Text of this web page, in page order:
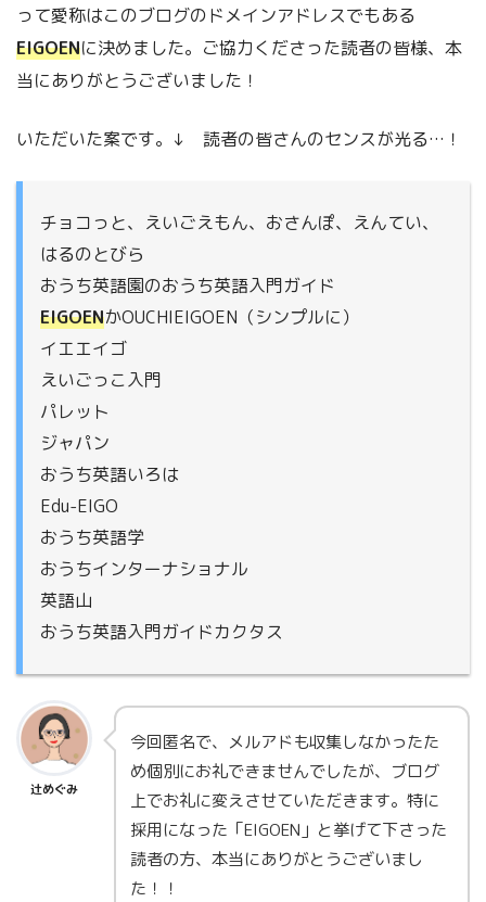
って愛称はこのブログのドメインアドレスでもある
EIGOENに決めました。ご協力くださった読者の皆様、本
当にありがとうございました！
いただいた案です。↓ 読者の皆さんのセンスが光る…！
チョコっと、えいごえもん、おさんぽ、えんてい、
はるのとびら
おうち英語園のおうち英語入門ガイド
EIGOENかOUCHIEIGOEN（シンプルに）
イエエイゴ
えいごっこ入門
パレット
ジャパン
おうち英語いろは
Edu-EIGO
おうち英語学
おうちインターナショナル
英語山
おうち英語入門ガイドカクタス
辻めぐみ
今回匿名で、メルアドも収集しなかったた
め個別にお礼できませんでしたが、ブログ
上でお礼に変えさせていただきます。特に
採用になった「EIGOEN」と挙げて下さった
読者の方、本当にありがとうございまし
た！！